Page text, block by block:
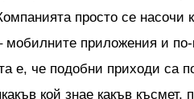
просто се
мобилните приложения и по-
е, че подобни приходи са
кой знае какъв